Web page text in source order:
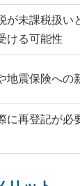
が未課税扱い
ける可能性
地震保険への
に再登記が必